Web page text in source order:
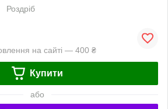
Роздріб
на сайті — 400 ₴
Купити
або